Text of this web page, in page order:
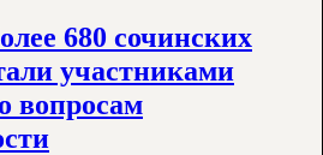
680 сочинских
участниками
вопросам